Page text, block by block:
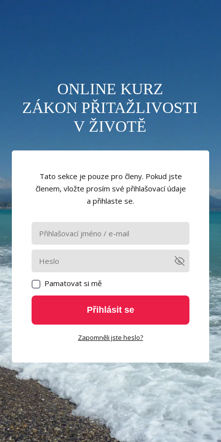
ONLINE KURZ
ZÁKON PŘITAŽLIVOSTI
V ŽIVOTĚ
Tato sekce je pouze pro členy. Pokud jste
členem, vložte prosím své přihlašovací údaje
a přihlaste se.
Pamatovat si mě
Přihlásit se
Zapomněli jste heslo?